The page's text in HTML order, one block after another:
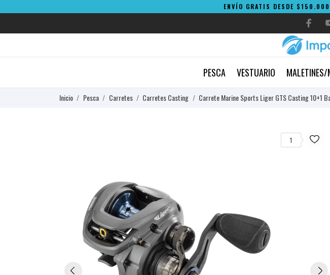
ENVÍO GRATIS DESDE
PESCA VESTUARIO
Inicio Pesca Carretes Carretes Casting Carrete Marine Sports Liger GTS Casting 10+1
1